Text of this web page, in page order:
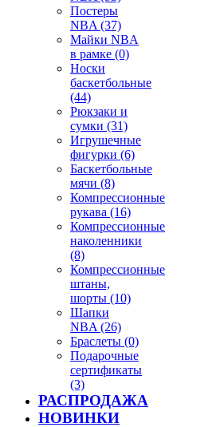
Постеры
NBA (37)
Майки NBA
в рамке (0)
Носки
баскетбольные
(44)
Рюкзаки и
сумки (31)
Игрушечные
фигурки (6)
Баскетбольные
мячи (8)
Компрессионные
рукава (16)
Компрессионные
наколенники
(8)
Компрессионные
штаны,
шорты (10)
Шапки
NBA (26)
Браслеты (0)
Подарочные
сертификаты
(3)
РАСПРОДАЖА
НОВИНКИ